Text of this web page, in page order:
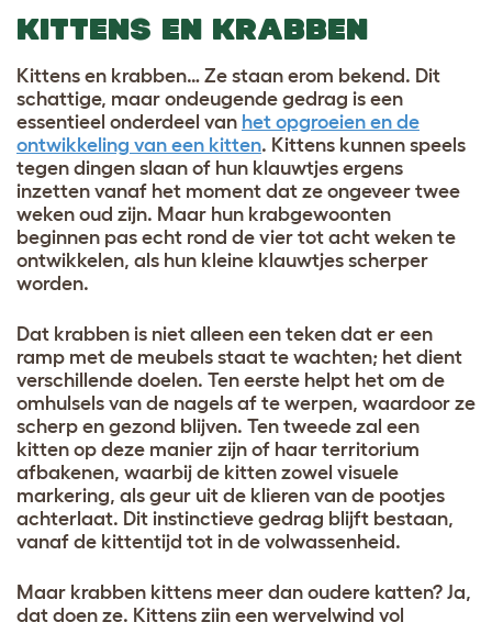
KITTENS EN KRABBEN
Kittens en krabben… Ze staan erom bekend. Dit
schattige, maar ondeugende gedrag is een
essentieel onderdeel van het opgroeien en de
ontwikkeling van een kitten. Kittens kunnen speels
tegen dingen slaan of hun klauwtjes ergens
inzetten vanaf het moment dat ze ongeveer twee
weken oud zijn. Maar hun krabgewoonten
beginnen pas echt rond de vier tot acht weken te
ontwikkelen, als hun kleine klauwtjes scherper
worden.
Dat krabben is niet alleen een teken dat er een
ramp met de meubels staat te wachten; het dient
verschillende doelen. Ten eerste helpt het om de
omhulsels van de nagels af te werpen, waardoor ze
scherp en gezond blijven. Ten tweede zal een
kitten op deze manier zijn of haar territorium
afbakenen, waarbij de kitten zowel visuele
markering, als geur uit de klieren van de pootjes
achterlaat. Dit instinctieve gedrag blijft bestaan,
vanaf de kittentijd tot in de volwassenheid.
Maar krabben kittens meer dan oudere katten? Ja,
dat doen ze. Kittens zijn een wervelwind vol